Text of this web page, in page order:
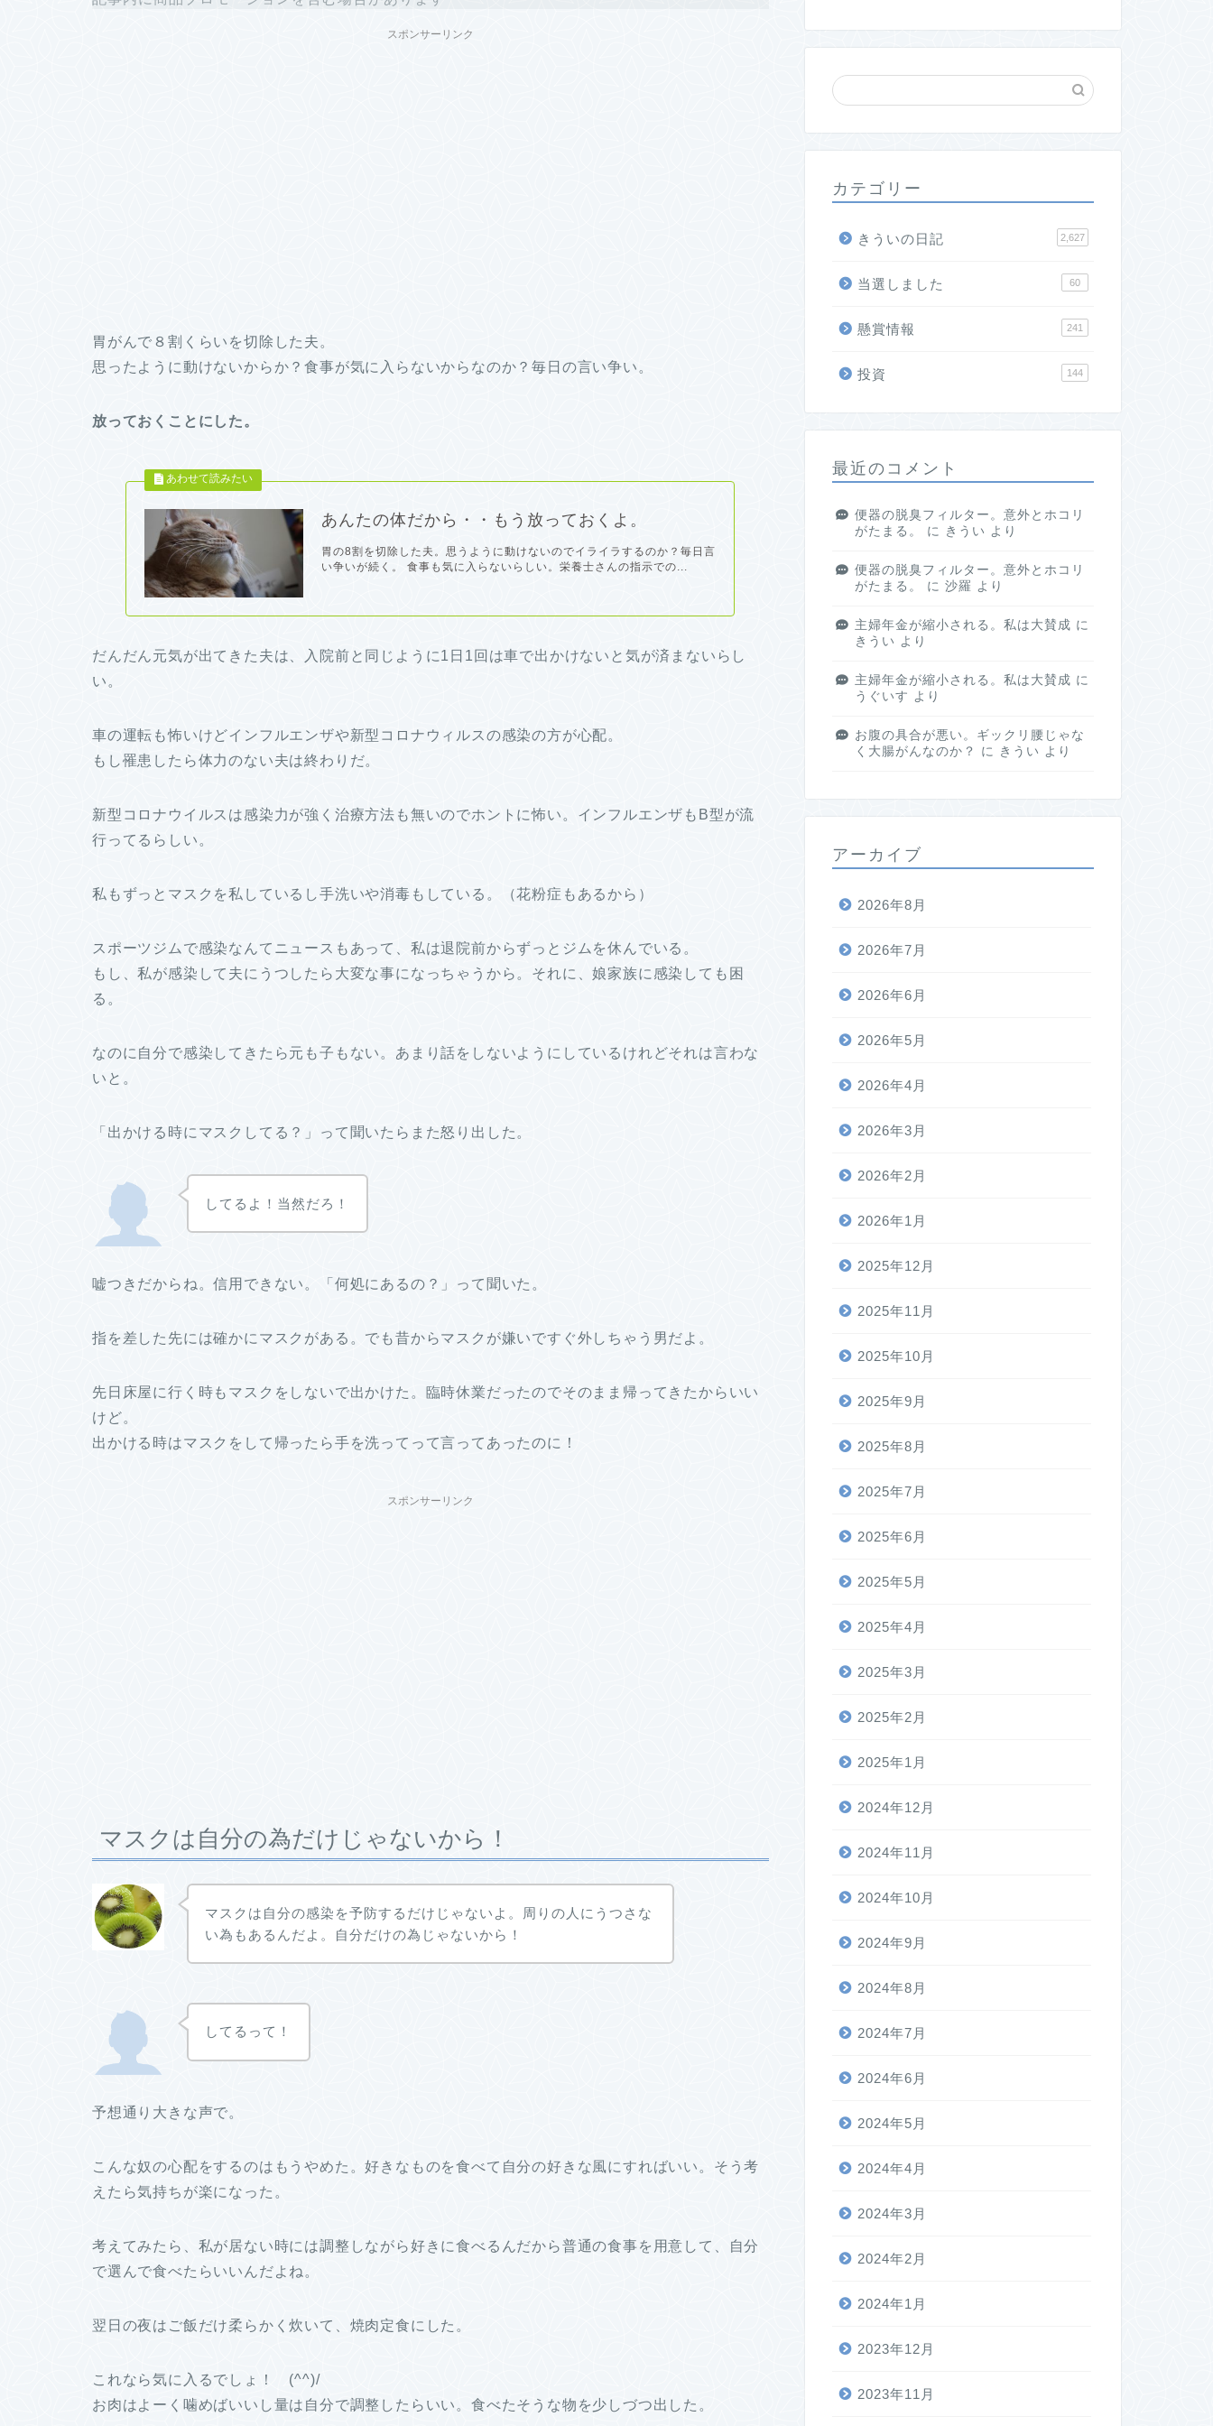
スポンサーリンク
胃がんで８割くらいを切除した夫。
思ったように動けないからか？食事が気に入らないからなのか？毎日の言い争い。
放っておくことにした。
あんたの体だから・・もう放っておくよ。
胃の8割を切除した夫。思うように動けないのでイライラするのか？毎日言
い争いが続く。 食事も気に入らないらしい。栄養士さんの指示での...
だんだん元気が出てきた夫は、入院前と同じように1日1回は車で出かけないと気が済まないらし
い。
車の運転も怖いけどインフルエンザや新型コロナウィルスの感染の方が心配。
もし罹患したら体力のない夫は終わりだ。
新型コロナウイルスは感染力が強く治療方法も無いのでホントに怖い。インフルエンザもB型が流
行ってるらしい。
私もずっとマスクを私 しているし手洗いや消毒もしている。（花粉症もあるから）
スポーツジムで感染なんてニュースもあって、私は退院前からずっとジムを休んでいる。
もし、私が感染して夫にうつしたら大変な事になっちゃうから。それに、娘家族に感染しても困
る。
なのに自分で感染してきたら元も子もない。あまり話をしないようにしているけれどそれは言わな
いと。
「出かける時にマスクしてる？」って聞いたらまた怒り出した。
してるよ！当然だろ！
嘘つきだからね。信用できない。「何処にあるの？」って聞いた。
指を差した先には確かにマスクがある。でも昔からマスクが嫌いですぐ外しちゃう男だよ。
先日床屋に行く時もマスクをしないで出かけた。臨時休業だったのでそのまま帰ってきたからいい
けど。
出かける時はマスクをして帰ったら手を洗ってって言ってあったのに！
スポンサーリンク
マスクは自分の為だけじゃないから！
マスクは自分の感染を予防するだけじゃないよ。周りの人にうつさな
い為もあるんだよ。自分だけの為じゃないから！
してるって！
予想通り大きな声で。
こんな奴の心配をするのはもうやめた。好きなものを食べて自分の好きな風にすればいい。そう考
えたら気持ちが楽になった。
考えてみたら、私が居ない時には調整しながら好きに食べるんだから普通の食事を用意して、自分
で選んで食べたらいいんだよね。
翌日の夜はご飯だけ柔らかく炊いて、焼肉定食にした。
これなら気に入るでしょ！ (^^)/
お肉はよーく噛めばいいし量は自分で調整したらいい。食べたそうな物を少しづつ出した。
カテゴリー
きういの日記 2,627
当選しました 60
懸賞情報 241
投資 144
最近のコメント
便器の脱臭フィルター。意外とホコリ
がたまる。
に きうい より
便器の脱臭フィルター。意外とホコリ
がたまる。
に 沙羅 より
主婦年金が縮小される。私は大賛成 に
きうい より
主婦年金が縮小される。私は大賛成 に
うぐいす より
お腹の具合が悪い。ギックリ腰じゃな
く大腸がんなのか？
に きうい より
アーカイブ
2026年8月
2026年7月
2026年6月
2026年5月
2026年4月
2026年3月
2026年2月
2026年1月
2025年12月
2025年11月
2025年10月
2025年9月
2025年8月
2025年7月
2025年6月
2025年5月
2025年4月
2025年3月
2025年2月
2025年1月
2024年12月
2024年11月
2024年10月
2024年9月
2024年8月
2024年7月
2024年6月
2024年5月
2024年4月
2024年3月
2024年2月
2024年1月
2023年12月
2023年11月